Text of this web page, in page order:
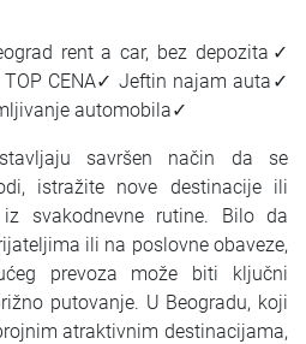
rent a car, bez depozita✓
CENA✓ Jeftin najam auta✓
automobila✓
savršen način da se
istražite nove destinacije ili
iz svakodnevne rutine. Bilo da
ili na poslovne obaveze,
prevoza može biti ključni
putovanje. U Beogradu, koji
atraktivnim destinacijama,